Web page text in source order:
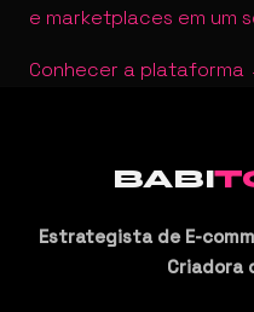
e marketplaces em um
Conhecer a plataforma
BABI
Estrategista de E-
Criadora